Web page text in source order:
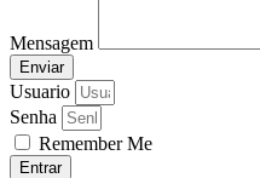
Mensagem
Enviar
Usuario
Senha
Remember Me
Entrar